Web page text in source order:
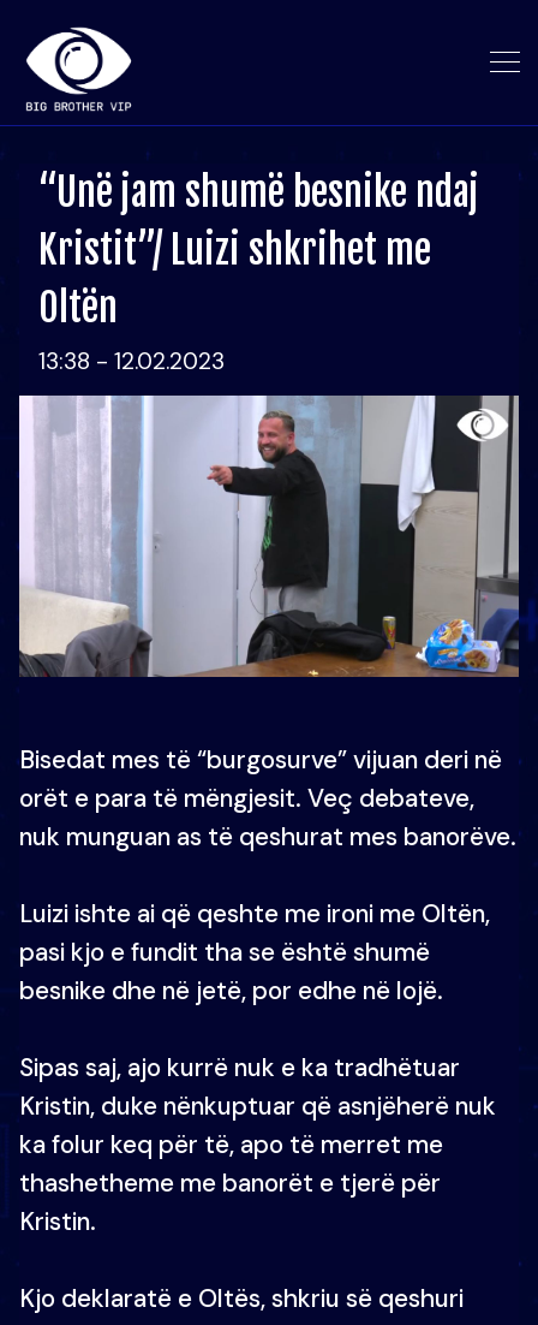
“Unë jam shumë besnike ndaj
Kristit”/ Luizi shkrihet me
Oltën
13:38 - 12.02.2023
Bisedat mes të “burgosurve” vijuan deri në
orët e para të mëngjesit. Veç debateve,
nuk munguan as të qeshurat mes banorëve.
Luizi ishte ai që qeshte me ironi me Oltën,
pasi kjo e fundit tha se është shumë
besnike dhe në jetë, por edhe në lojë.
Sipas saj, ajo kurrë nuk e ka tradhëtuar
Kristin, duke nënkuptuar që asnjëherë nuk
ka folur keq për të, apo të merret me
thashetheme me banorët e tjerë për
Kristin.
Kjo deklaratë e Oltës, shkriu së qeshuri